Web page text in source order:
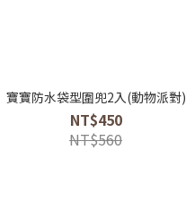
寶寶防水袋型圍兜2入(動物派對)
NT$450
NT$560